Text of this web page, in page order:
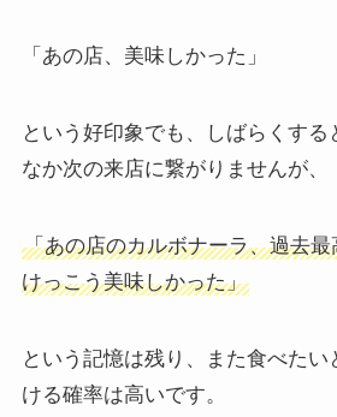
「あの店、美味しかった」
という好印象でも、しばらくす
なか次の来店に繋がりませんが、
「あの店のカルボナーラ、過去
けっこう美味しかった」
という記憶は残り、また食べた
ける確率は高いです。